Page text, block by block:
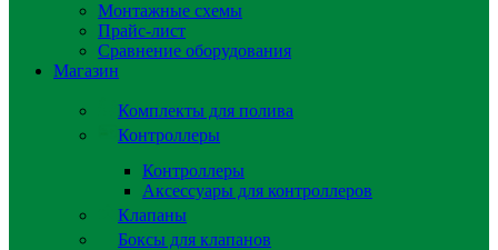
Монтажные схемы
Прайс-лист
Сравнение оборудования
Магазин
Комплекты для полива
Контроллеры
Контроллеры
Аксессуары для контроллеров
Клапаны
Боксы для клапанов